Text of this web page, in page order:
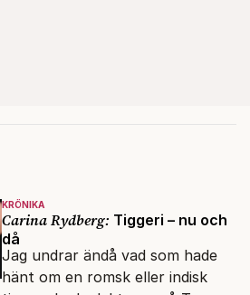
KRÖNIKA
Carina Rydberg: Tiggeri – nu och
då
Jag undrar ändå vad som hade
hänt om en romsk eller indisk